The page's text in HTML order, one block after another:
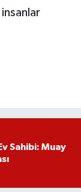
Sahibi: Muay